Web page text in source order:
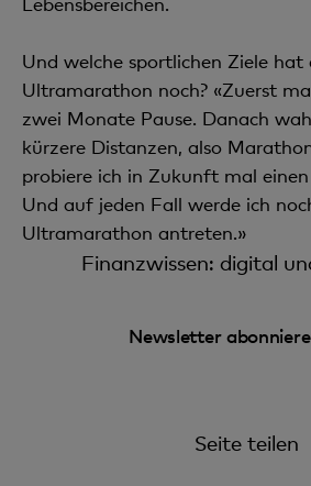
Und welche sportlichen Ziele hat
Ultramarathon noch? «Zuerst
zwei Monate Pause. Danach
kürzere Distanzen, also
probiere ich in Zukunft mal
Und auf jeden Fall werde ich
Ultramarathon antreten.»
Finanzwissen: digital
Newsletter
Seite teilen